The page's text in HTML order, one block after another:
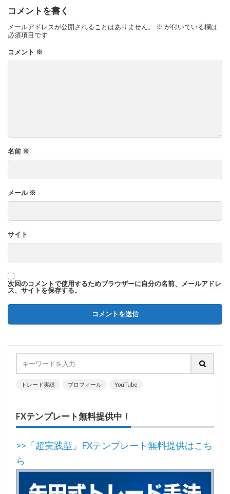
コメントを書く
メールアドレスが公開されることはありません。 ※ が付いている欄は
必須項目です
コメント ※
名前 ※
メール ※
サイト
次回のコメントで使用するためブラウザーに自分の名前、メールアドレ
ス、サイトを保存する。
トレード実績 プロフィール YouTube
FXテンプレート無料提供中！
>>「超実践型」FXテンプレート無料提供はこち
ら